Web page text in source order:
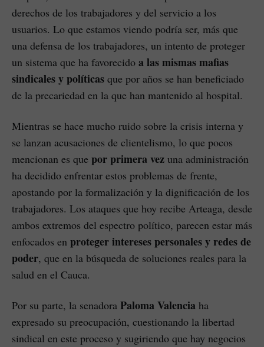
derechos de los trabajadores y del servicio a los
usuarios. Lo que estamos viendo podría ser, más que
una defensa de los trabajadores, un intento de proteger
un sistema que ha favorecido a las mismas mafias
sindicales y políticas que por años se han beneficiado
de la precariedad en la que han mantenido al hospital.
Mientras se hace mucho ruido sobre la crisis interna y
se lanzan acusaciones de clientelismo, lo que pocos
mencionan es que por primera vez una administración
ha decidido enfrentar estos problemas de frente,
apostando por la formalización y la dignificación de los
trabajadores. Los ataques que hoy recibe Arteaga, desde
ambos extremos del espectro político, parecen estar más
enfocados en proteger intereses personales y redes de
poder, que en la búsqueda de soluciones reales para la
salud en el Cauca.
Por su parte, la senadora Paloma Valencia ha
expresado su preocupación, cuestionando la libertad
sindical en este proceso y sugiriendo que hay negocios